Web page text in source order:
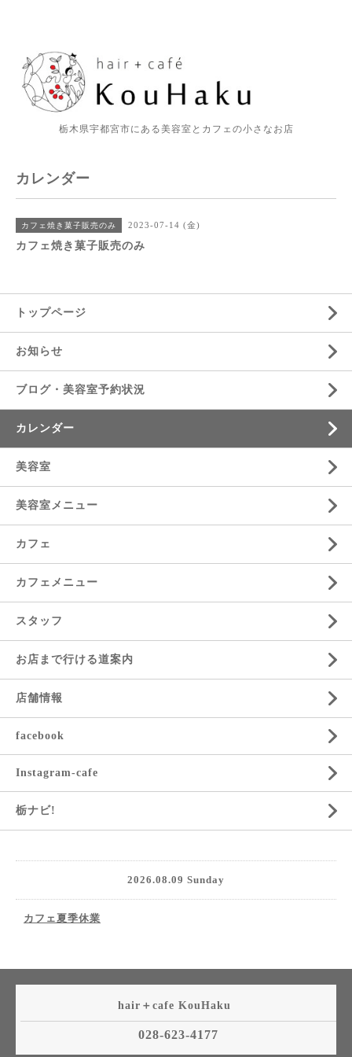
栃木県宇都宮市にある美容室とカフェの小さなお店
カレンダー
カフェ焼き菓子販売のみ 2023-07-14 (金)
カフェ焼き菓子販売のみ
トップページ
お知らせ
ブログ・美容室予約状況
カレンダー
美容室
美容室メニュー
カフェ
カフェメニュー
スタッフ
お店まで行ける道案内
店舗情報
facebook
Instagram-cafe
栃ナビ!
2026.08.09 Sunday
カフェ夏季休業
hair＋cafe KouHaku
028-623-4177